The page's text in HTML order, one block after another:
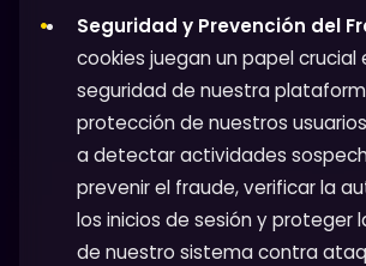
Seguridad y Prevención del
cookies juegan un papel crucial
seguridad de nuestra
protección de nuestros
a detectar actividades
prevenir el fraude, verificar la
los inicios de sesión y proteger
de nuestro sistema contra